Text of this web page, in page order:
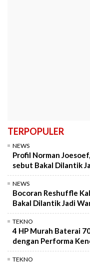
TERPOPULER
NEWS
Profil Norman
sebut Bakal Dilantik
NEWS
Bocoran Reshuffle
Bakal Dilantik Jadi
TEKNO
4 HP Murah Baterai
dengan Performa
TEKNO